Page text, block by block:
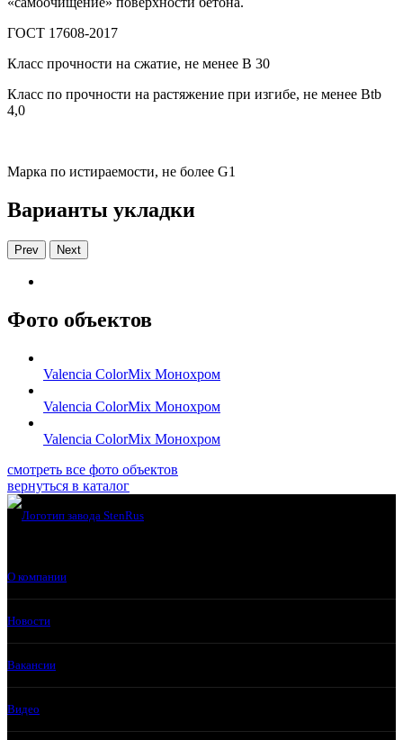
ГОСТ 17608-2017
Класс прочности на сжатие, не менее В 30
Класс по прочности на растяжение при изгибе, не менее Вtb
4,0
Марка по истираемости, не более G1
Варианты укладки
Prev Next
Фото объектов
Valencia ColorMix Монохром
Valencia ColorMix Монохром
Valencia ColorMix Монохром
смотреть все фото объектов
вернуться в каталог
О компании
Новости
Вакансии
Видео